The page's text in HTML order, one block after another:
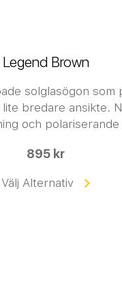
Legend Brown
solglasögon som
bredare ansikte.
och polariserande
895 kr
Välj Alternativ